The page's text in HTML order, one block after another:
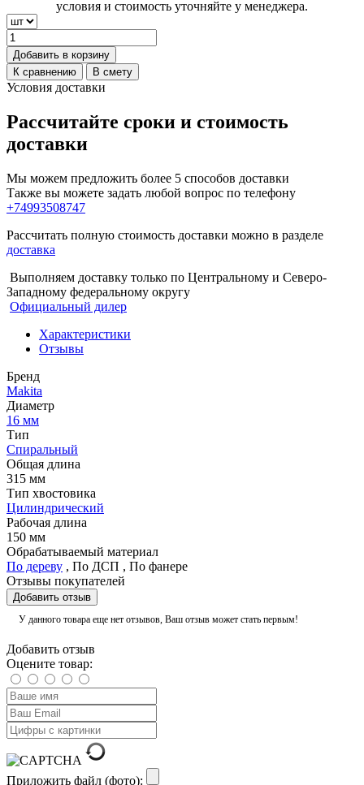
условия и стоимость уточняйте у менеджера.
Добавить в корзину
К сравнению
В смету
Условия доставки
Рассчитайте сроки и стоимость
доставки
Мы можем предложить более 5 способов доставки
Также вы можете задать любой вопрос по телефону
+74993508747
Рассчитать полную стоимость доставки можно в разделе
доставка
Выполняем доставку только по Центральному и Северо-
Западному федеральному округу
Официальный дилер
Характеристики
Отзывы
Бренд
Makita
Диаметр
16 мм
Тип
Спиральный
Общая длина
315 мм
Тип хвостовика
Цилиндрический
Рабочая длина
150 мм
Обрабатываемый материал
По дереву , По ДСП , По фанере
Отзывы покупателей
Добавить отзыв
У данного товара еще нет отзывов, Ваш отзыв может стать первым!
Добавить отзыв
Оцените товар:
Приложить файл (фото):